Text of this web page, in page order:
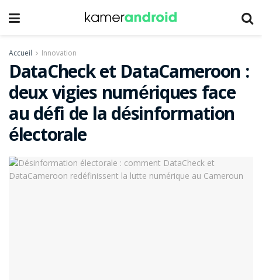
Accueil Innovation
DataCheck et DataCameroon :
deux vigies numériques face
au défi de la désinformation
électorale